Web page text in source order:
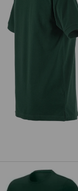
Polo in piqué e.s.industry